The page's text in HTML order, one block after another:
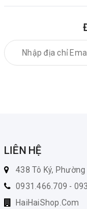
LIÊN HỆ
438 Tô Ký,
0931.466.709 -
HaiHaiShop.Com